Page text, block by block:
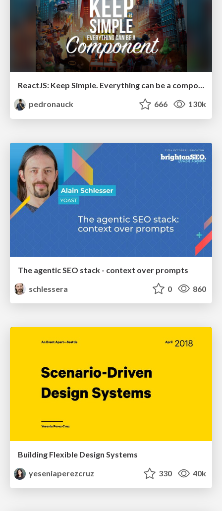
ReactJS: Keep Simple. Everything can be a component!
pedronauck
666 130k
The agentic SEO stack - context over prompts
schlessera
0 860
Building Flexible Design Systems
yeseniaperezcruz
330 40k